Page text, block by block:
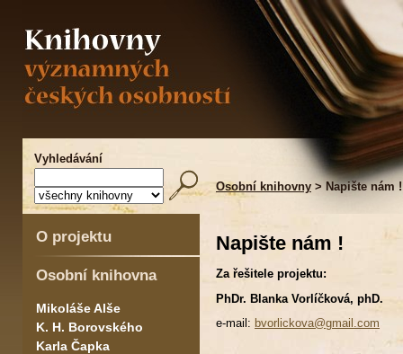
Vyhledávání
Osobní knihovny > Napište nám !
O projektu
Osobní knihovna
Mikoláše Alše
K. H. Borovského
Karla Čapka
Napište nám !
Za řešitele projektu:
PhDr. Blanka Vorlíčková, phD.
e-mail: bvorlickova@gmail.com